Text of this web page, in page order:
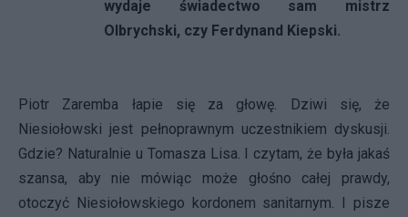
wydaje świadectwo sam mistrz
Olbrychski, czy Ferdynand Kiepski.
Piotr Zaremba łapie się za głowę. Dziwi się, że
Niesiołowski jest pełnoprawnym uczestnikiem dyskusji.
Gdzie? Naturalnie u Tomasza Lisa. I czytam, że była jakaś
szansa, aby nie mówiąc może głośno całej prawdy,
otoczyć Niesiołowskiego kordonem sanitarnym. I pisze